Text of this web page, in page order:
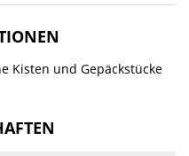
Kisten und Gepäckstücke